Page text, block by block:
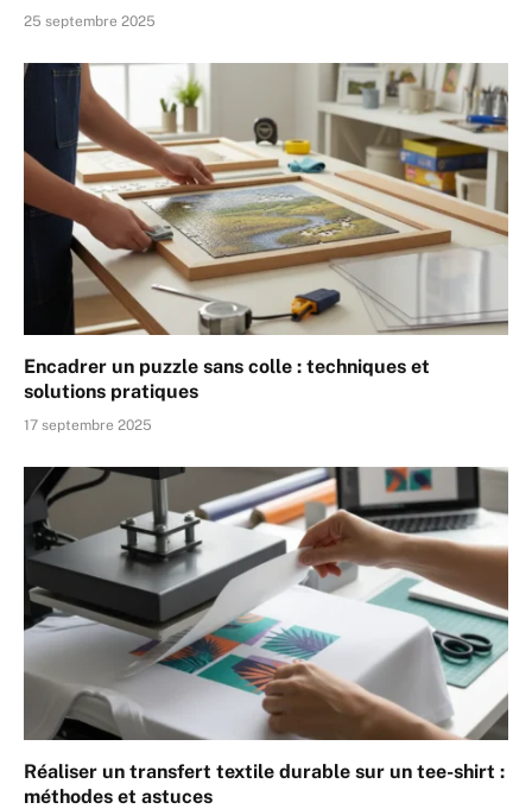
25 septembre 2025
Encadrer un puzzle sans colle : techniques et
solutions pratiques
17 septembre 2025
Réaliser un transfert textile durable sur un tee-shirt :
méthodes et astuces